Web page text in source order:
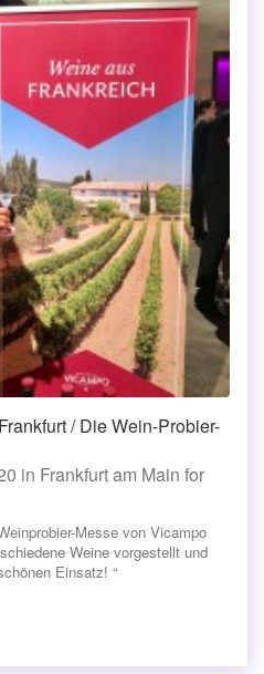
/ Die Wein-Probier-
in Frankfurt am Main for
Messe von Vicampo
Weine vorgestellt und
Einsatz! “